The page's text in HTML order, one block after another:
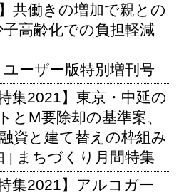
共働きの増加で親との
高齢化での負担軽減
ユーザー版特別増刊号
集2021】東京・中延の
とM要除却の基準案、
資と建て替えの枠組み
| まちづくり月間特集
集2021】アルコガー